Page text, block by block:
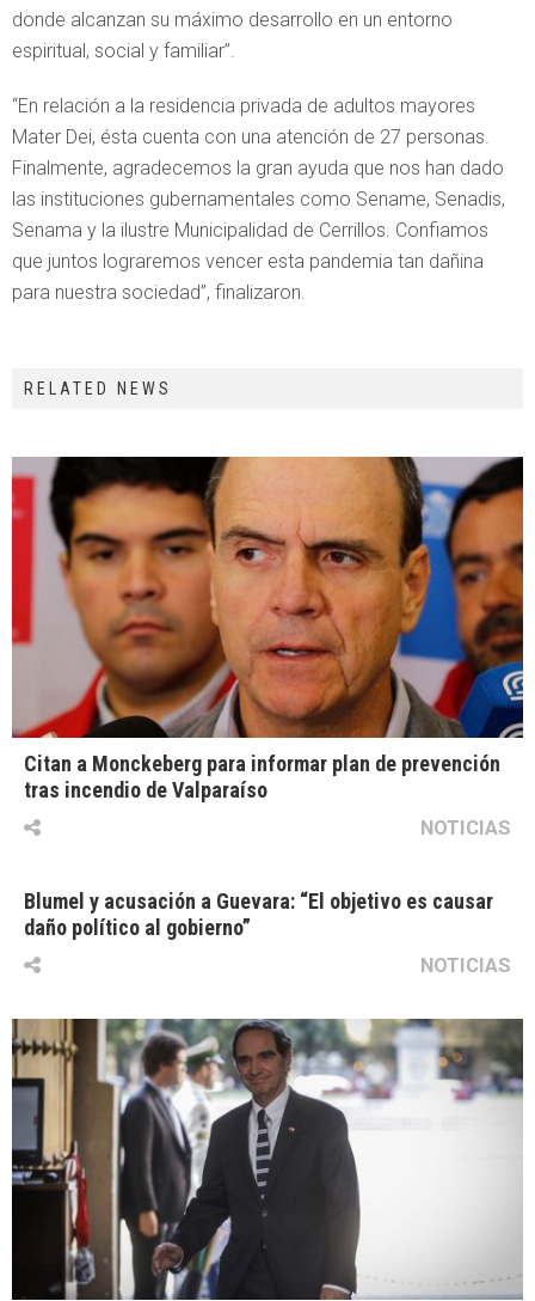
donde alcanzan su máximo desarrollo en un entorno
espiritual, social y familiar”.
“En relación a la residencia privada de adultos mayores
Mater Dei, ésta cuenta con una atención de 27 personas.
Finalmente, agradecemos la gran ayuda que nos han dado
las instituciones gubernamentales como Sename, Senadis,
Senama y la ilustre Municipalidad de Cerrillos. Confiamos
que juntos lograremos vencer esta pandemia tan dañina
para nuestra sociedad”, finalizaron.
RELATED NEWS
Citan a Monckeberg para informar plan de prevención
tras incendio de Valparaíso
NOTICIAS
Blumel y acusación a Guevara: “El objetivo es causar
daño político al gobierno”
NOTICIAS